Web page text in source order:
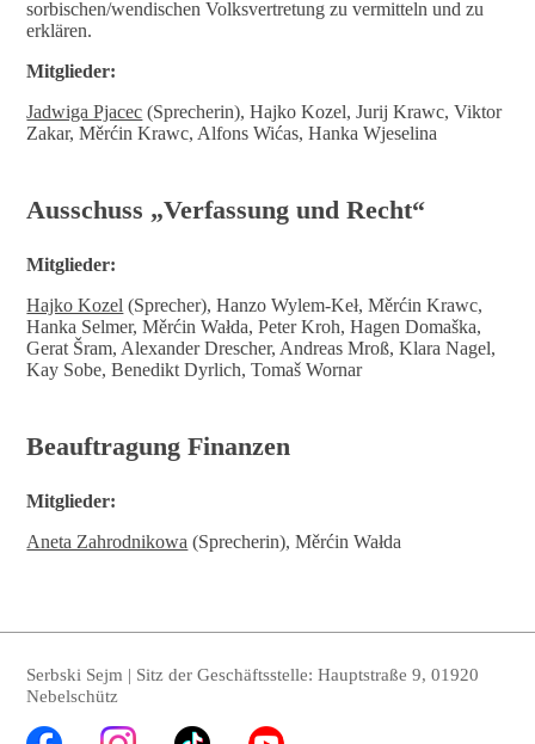
sorbischen/wendischen Volksvertretung zu vermitteln und zu
erklären.
Mitglieder:
Jadwiga Pjacec (Sprecherin), Hajko Kozel, Jurij Krawc, Viktor
Zakar, Měrćin Krawc, Alfons Wićas, Hanka Wjeselina
Ausschuss „Verfassung und Recht“
Mitglieder:
Hajko Kozel (Sprecher), Hanzo Wylem-Keł, Měrćin Krawc,
Hanka Selmer, Měrćin Wałda, Peter Kroh, Hagen Domaška,
Gerat Šram, Alexander Drescher, Andreas Mroß, Klara Nagel,
Kay Sobe, Benedikt Dyrlich, Tomaš Wornar
Beauftragung Finanzen
Mitglieder:
Aneta Zahrodnikowa (Sprecherin), Měrćin Wałda
Serbski Sejm | Sitz der Geschäftsstelle: Hauptstraße 9, 01920
Nebelschütz